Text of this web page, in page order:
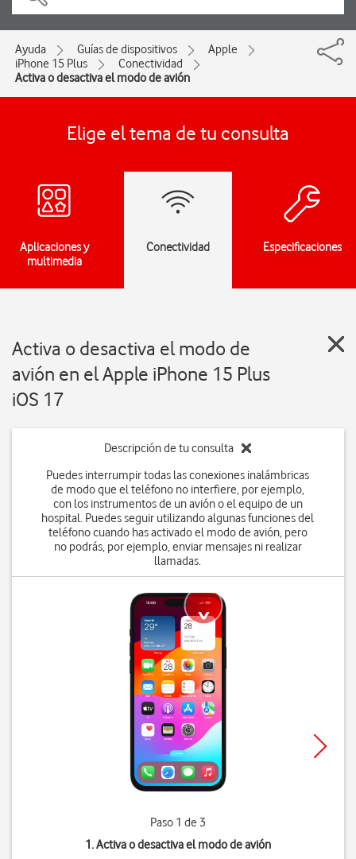
Ayuda Guías de dispositivos
Apple
iPhone 15 Plus
Conectividad
Activa o desactiva el modo de avión
Elige el tema de tu consulta
Aplicaciones y
multimedia
Conectividad Especificaciones
Activa o desactiva el modo de
avión en el Apple iPhone 15 Plus
iOS 17
Descripción de tu consulta
Puedes interrumpir todas las conexiones inalámbricas
de modo que el teléfono no interfiere, por ejemplo,
con los instrumentos de un avión o el equipo de un
hospital. Puedes seguir utilizando algunas funciones del
teléfono cuando has activado el modo de avión, pero
no podrás, por ejemplo, enviar mensajes ni realizar
llamadas.
Paso 1 de 3
1. Activa o desactiva el modo de avión